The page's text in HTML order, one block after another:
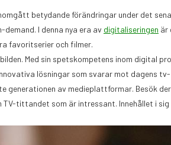
betydande förändringar under det
demand. I denna nya era av digitaliseringen är
favoritserier och filmer.
Med sin spetskompetens inom digital
lösningar som svarar mot dagens
generationen av medieplattformar. Besök
TV-tittandet som är intressant. Innehållet i